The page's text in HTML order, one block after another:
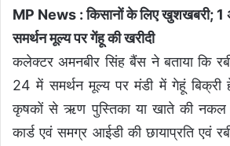
MP News : किसानों के लिए खुशखबरी; 1
समर्थन मूल्य पर गेंहू की खरीदी
कलेक्टर अमनबीर सिंह बैंस ने बताया कि
24 में समर्थन मूल्य पर मंडी में गेहूं बिक्री
कृषकों से ऋण पुस्तिका या खाते की नकल
कार्ड एवं समग्र आईडी की छायाप्रति एवं